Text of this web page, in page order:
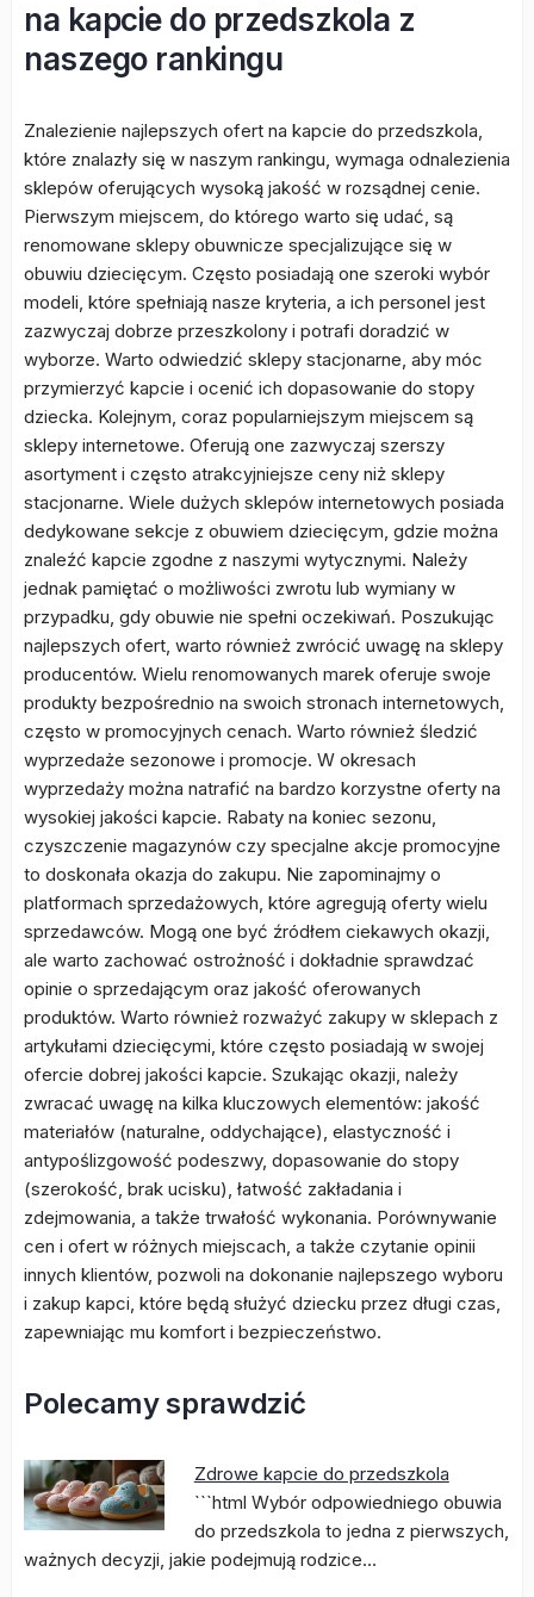
na kapcie do przedszkola z
naszego rankingu
Znalezienie najlepszych ofert na kapcie do przedszkola,
które znalazły się w naszym rankingu, wymaga odnalezienia
sklepów oferujących wysoką jakość w rozsądnej cenie.
Pierwszym miejscem, do którego warto się udać, są
renomowane sklepy obuwnicze specjalizujące się w
obuwiu dziecięcym. Często posiadają one szeroki wybór
modeli, które spełniają nasze kryteria, a ich personel jest
zazwyczaj dobrze przeszkolony i potrafi doradzić w
wyborze. Warto odwiedzić sklepy stacjonarne, aby móc
przymierzyć kapcie i ocenić ich dopasowanie do stopy
dziecka. Kolejnym, coraz popularniejszym miejscem są
sklepy internetowe. Oferują one zazwyczaj szerszy
asortyment i często atrakcyjniejsze ceny niż sklepy
stacjonarne. Wiele dużych sklepów internetowych posiada
dedykowane sekcje z obuwiem dziecięcym, gdzie można
znaleźć kapcie zgodne z naszymi wytycznymi. Należy
jednak pamiętać o możliwości zwrotu lub wymiany w
przypadku, gdy obuwie nie spełni oczekiwań. Poszukując
najlepszych ofert, warto również zwrócić uwagę na sklepy
producentów. Wielu renomowanych marek oferuje swoje
produkty bezpośrednio na swoich stronach internetowych,
często w promocyjnych cenach. Warto również śledzić
wyprzedaże sezonowe i promocje. W okresach
wyprzedaży można natrafić na bardzo korzystne oferty na
wysokiej jakości kapcie. Rabaty na koniec sezonu,
czyszczenie magazynów czy specjalne akcje promocyjne
to doskonała okazja do zakupu. Nie zapominajmy o
platformach sprzedażowych, które agregują oferty wielu
sprzedawców. Mogą one być źródłem ciekawych okazji,
ale warto zachować ostrożność i dokładnie sprawdzać
opinie o sprzedającym oraz jakość oferowanych
produktów. Warto również rozważyć zakupy w sklepach z
artykułami dziecięcymi, które często posiadają w swojej
ofercie dobrej jakości kapcie. Szukając okazji, należy
zwracać uwagę na kilka kluczowych elementów: jakość
materiałów (naturalne, oddychające), elastyczność i
antypoślizgowość podeszwy, dopasowanie do stopy
(szerokość, brak ucisku), łatwość zakładania i
zdejmowania, a także trwałość wykonania. Porównywanie
cen i ofert w różnych miejscach, a także czytanie opinii
innych klientów, pozwoli na dokonanie najlepszego wyboru
i zakup kapci, które będą służyć dziecku przez długi czas,
zapewniając mu komfort i bezpieczeństwo.
Polecamy sprawdzić
Zdrowe kapcie do przedszkola
```html Wybór odpowiedniego obuwia
do przedszkola to jedna z pierwszych,
ważnych decyzji, jakie podejmują rodzice…